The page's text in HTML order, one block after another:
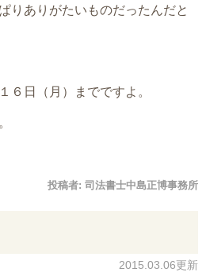
りありがたいものだったんだと
６日（月）までですよ。
投稿者: 司法書士中島正博事務所
2015.03.06更新